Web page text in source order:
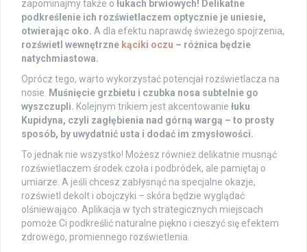
zapominajmy także o łukach brwiowych! Delikatne
podkreślenie ich rozświetlaczem optycznie je uniesie,
otwierając oko. A dla efektu naprawdę świeżego spojrzenia,
rozświetl wewnętrzne kąciki oczu – różnica będzie
natychmiastowa.
Oprócz tego, warto wykorzystać potencjał rozświetlacza na
nosie.
Muśnięcie grzbietu i czubka nosa subtelnie go
wyszczupli. Kolejnym trikiem jest akcentowanie łuku
Kupidyna, czyli zagłębienia nad górną wargą – to prosty
sposób, by uwydatnić usta i dodać im zmysłowości.
To jednak nie wszystko! Możesz również delikatnie musnąć
rozświetlaczem środek czoła i podbródek, ale pamiętaj o
umiarze. A jeśli chcesz zabłysnąć na specjalne okazje,
rozświetl dekolt i obojczyki – skóra będzie wyglądać
olśniewająco. Aplikacja w tych strategicznych miejscach
pomoże Ci podkreślić naturalne piękno i cieszyć się efektem
zdrowego, promiennego rozświetlenia.